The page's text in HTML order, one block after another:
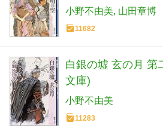
小野不由美 山田章博
11682
白銀の墟 玄の月 第
文庫)
小野不由美
11283